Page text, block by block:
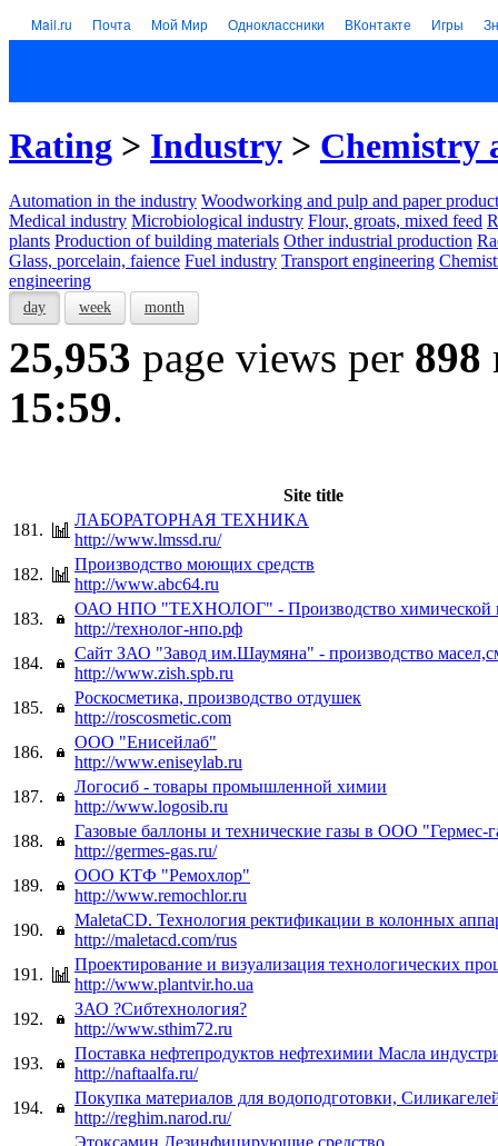
Mail.ru Почта Мой Мир Одноклассники ВКонтакте Игры
Rating > Industry > Chemistry
Automation in the industry Woodworking and pulp and paper
Medical industry Microbiological industry Flour, groats, mixed feed
plants Production of building materials Other industrial production
Glass, porcelain, faience Fuel industry Transport engineering
engineering
day week month
25,953 page views per 898
15:59.
Site title
181.
ЛАБОРАТОРНАЯ ТЕХНИКА
http://www.lmssd.ru/
182.
Производство моющих средств
http://www.abc64.ru
183.
ОАО НПО "ТЕХНОЛОГ" - Производство химической
http://технолог-нпо.рф
184.
Сайт ЗАО "Завод им.Шаумяна" - производство
http://www.zish.spb.ru
185.
Роскосметика, производство отдушек
http://roscosmetic.com
186.
ООО "Енисейлаб"
http://www.eniseylab.ru
187.
Логосиб - товары промышленной химии
http://www.logosib.ru
188.
Газовые баллоны и технические газы в ООО "Гермес-
http://germes-gas.ru/
189.
ООО КТФ "Ремохлор"
http://www.remochlor.ru
190.
MaletaCD. Технология ректификации в колонных
http://maletacd.com/rus
191.
Проектирование и визуализация технологических
http://www.plantvir.ho.ua
192.
ЗАО ?Сибтехнология?
http://www.sthim72.ru
193.
Поставка нефтепродуктов нефтехимии Масла
http://naftaalfa.ru/
194.
Покупка материалов для водоподготовки,
http://reghim.narod.ru/
Этоксамин Дезинфицирующие средство